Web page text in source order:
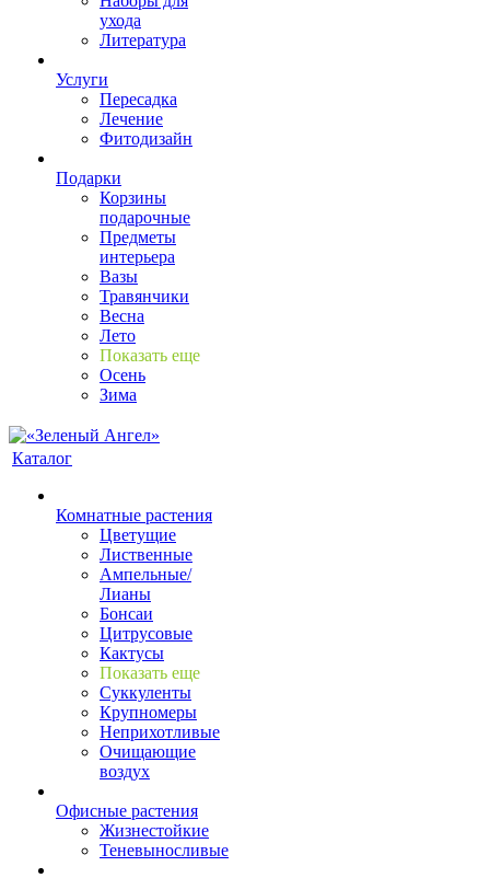
ухода
Литература
Услуги
Пересадка
Лечение
Фитодизайн
Подарки
Корзины
подарочные
Предметы
интерьера
Вазы
Травянчики
Весна
Лето
Показать еще
Осень
Зима
Каталог
Комнатные растения
Цветущие
Лиственные
Ампельные/
Лианы
Бонсаи
Цитрусовые
Кактусы
Показать еще
Суккуленты
Крупномеры
Неприхотливые
Очищающие
воздух
Офисные растения
Жизнестойкие
Теневыносливые